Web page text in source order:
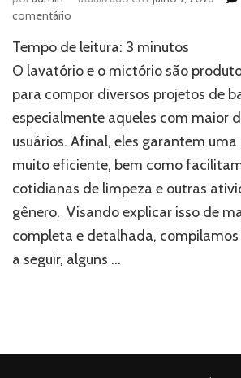
comentário
e
mictório:
podem
ser
úteis
para
banheiros?
Tempo de leitura: 3 minutos
O lavatório e o mictório são
para compor diversos projetos de
especialmente aqueles com maior
usuários. Afinal, eles garantem
muito eficiente, bem como
cotidianas de limpeza e outras
gênero. Visando explicar isso de
completa e detalhada, compilamos
a seguir, alguns …